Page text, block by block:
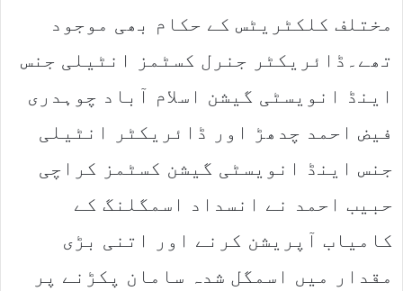
مختلف کلکٹریٹس کے حکام بھی موجود
تھے۔ڈائریکٹر جنرل کسٹمز انٹیلی جنس
اینڈ انویسٹی گیشن اسلام آباد چوہدری
فیض احمد چدھڑ اور ڈائریکٹر انٹیلی
جنس اینڈ انویسٹی گیشن کسٹمز کراچی
حبیب احمد نے انسداد اسمگلنگ کے
کامیاب آپریشن کرنے اور اتنی بڑی
مقدار میں اسمگل شدہ سامان پکڑنے پر